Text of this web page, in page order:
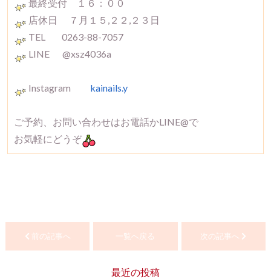
最終受付 １６：００
店休日 ７月１５,２２,２３日
TEL 0263-88-7057
LINE @xsz4036a
Instagram kainails.y
ご予約、お問い合わせはお電話かLINE@で
お気軽にどうぞ
前の記事へ 一覧へ戻る 次の記事へ
最近の投稿